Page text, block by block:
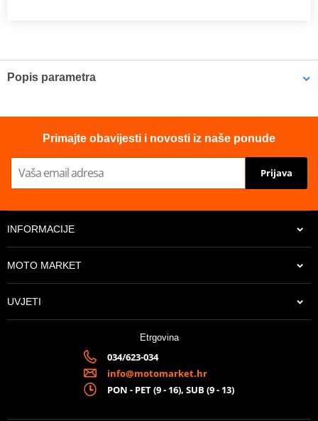
Popis parametra
- Protective fabric cover with adjustable closure
- Protective foam with helmet support function
- User manual
- Built-in sun visor
- High Impact Resistant Polymer
Primajte obavijesti i novosti iz naše ponude
Prijava
INFORMACIJE
MOTO MARKET
UVJETI
Etrgovina
034/623-034
info@motomarket.hr
PON - PET (9 - 16), SUB (9 - 13)